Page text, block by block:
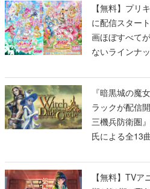
【無料】プリ
に配信スター
画ほぼすべて
ないラインナ
『暗黒城の魔
ラックが配信
三機兵防衛圏
氏による全13
【無料】TV